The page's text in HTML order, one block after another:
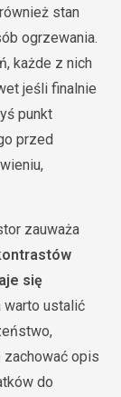
stan
ogrzewania.
każde z nich
jeśli finalnie
punkt
przed
zauważa
się
warto ustalić
zachować opis
do